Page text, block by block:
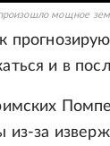
мощное
и в
из-за